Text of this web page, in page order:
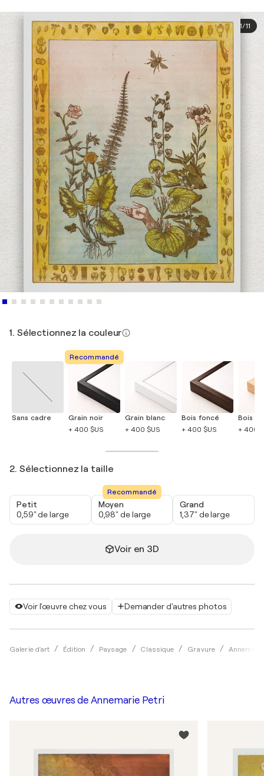
Voir l'œuvre chez vous Demander d'autres photos
Galerie d'art Édition Paysage Classique Gravure
1/11
1. Sélectionnez la couleur
Sans cadre
Recommandé
Grain noir
+ 400 $US
Grain blanc
+ 400 $US
Bois foncé
+ 400 $US
Bois
+ 400
2. Sélectionnez la taille
Petit
0,59" de large
Recommandé
Moyen
0,98" de large
Grand
1,37" de large
Voir en 3D
Autres œuvres de Annemarie Petri